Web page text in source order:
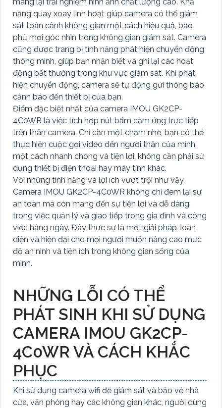
năng quay xoay linh hoạt giúp camera có thể giám
sát toàn cảnh không gian một cách hiệu quả, bao
phủ mọi góc nhìn trong không gian giám sát. Camera
cũng được trang bị tính năng phát hiện chuyển động
thông minh, giúp bạn nhận biết và ghi lại các hoạt
động bất thường trong khu vực giám sát. Khi phát
hiện chuyển động, camera sẽ tự động gửi thông báo
cảnh báo đến thiết bị của bạn.
Điểm đặc biệt nhất của camera IMOU GK2CP-
4C0WR là việc tích hợp nút bấm cảm ứng trực tiếp
trên thân camera. Chỉ cần một chạm nhẹ, bạn có thể
thực hiện cuộc gọi video đến người thân của mình
một cách nhanh chóng và tiện lợi, không cần phải sử
dụng thiết bị điện thoại hay máy tính khác.
Với những tính năng và lợi ích vượt trội như vậy,
Camera IMOU GK2CP-4C0WR không chỉ đem lại sự
an toàn mà còn mang đến sự tiện lợi và dễ dàng
trong việc quản lý và giao tiếp trong gia đình và công
việc hàng ngày. Đây thực sự là một giải pháp toàn
diện và hiện đại cho mọi người muốn nâng cao mức
độ an ninh và tiện ích trong không gian sống của
mình.
NHỮNG LỖI CÓ THỂ
PHÁT SINH KHI SỬ DỤNG
CAMERA IMOU GK2CP-
4C0WR VÀ CÁCH KHẮC
PHỤC
Khi sử dụng camera wifi để giám sát và bảo vệ nhà
cửa, văn phòng hay các không gian khác, người dùng